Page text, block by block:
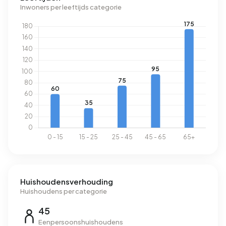
Inwoners per leeftijds categorie
Huishoudensverhouding
Huishoudens per categorie
45
Eenpersoonshuishoudens